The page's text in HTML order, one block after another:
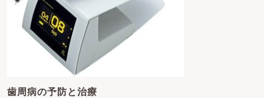
歯周病の予防と治療